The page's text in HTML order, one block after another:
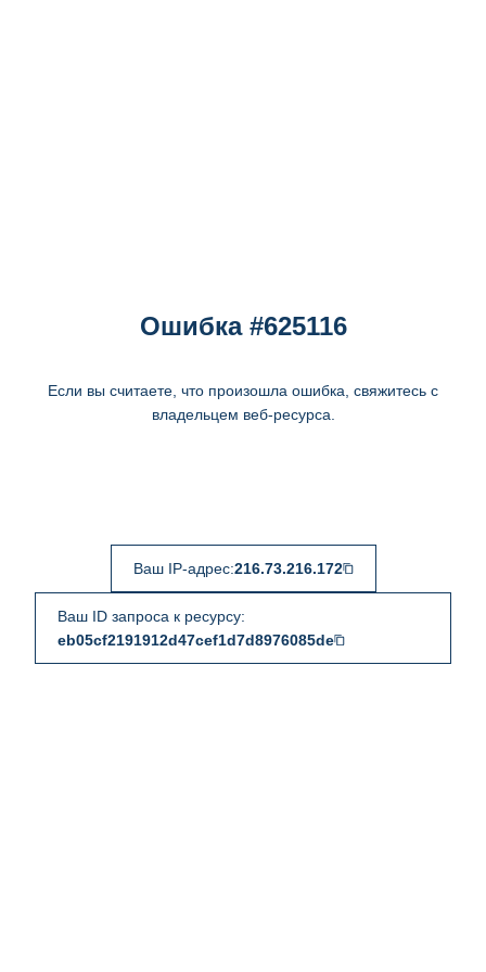
Ошибка #625116
Если вы считаете, что произошла ошибка, свяжитесь с
владельцем веб-ресурса.
Ваш IP-адрес:216.73.216.172
Ваш ID запроса к ресурсу:
eb05cf2191912d47cef1d7d8976085de